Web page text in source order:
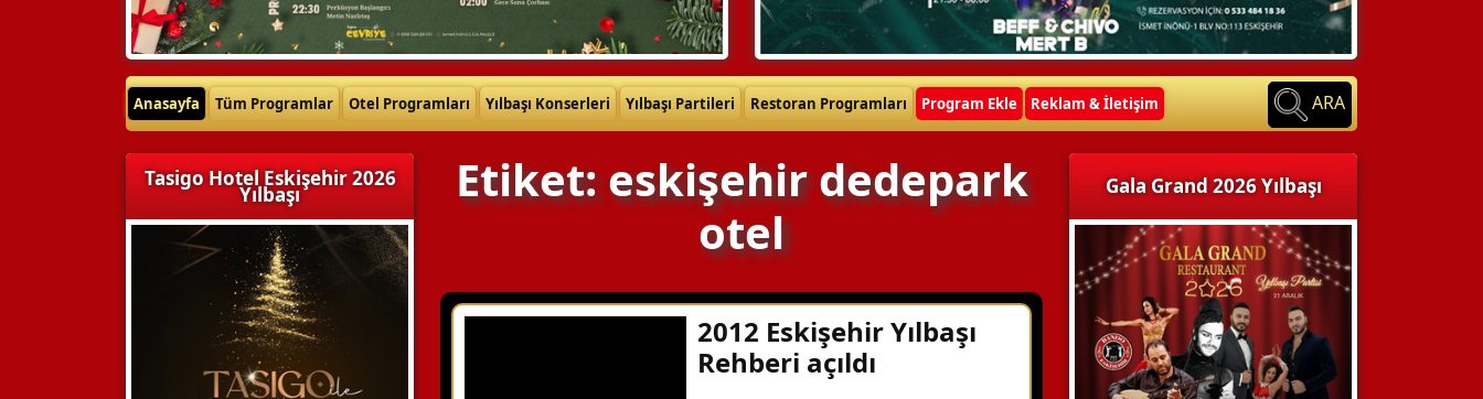
Anasayfa Tüm Programlar Otel Programları Yılbaşı Konserleri Yılbaşı Partileri Restoran Programları Program Ekle Reklam & İletişim ARA
Tasigo Hotel Eskişehir 2026
Yılbaşı
Etiket: eskişehir dedepark
otel
2012 Eskişehir Yılbaşı
Rehberi açıldı
Gala Grand 2026 Yılbaşı